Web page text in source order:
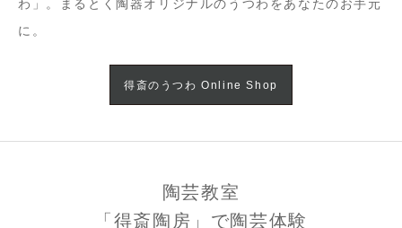
わ」。まるとく陶器オリジナルのうつわをあなたのお手元
に。
得斎のうつわ Online Shop
陶芸教室
「得斎陶房」で陶芸体験